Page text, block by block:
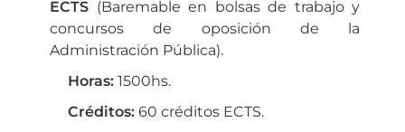
ECTS (Baremable en bolsas de trabajo y
concursos de oposición de la
Administración Pública).
Horas: 1500hs.
Créditos: 60 créditos ECTS.